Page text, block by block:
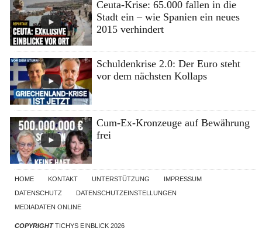
Ceuta-Krise: 65.000 fallen in die
Stadt ein – wie Spanien ein neues
2015 verhindert
Schuldenkrise 2.0: Der Euro steht
vor dem nächsten Kollaps
Cum-Ex-Kronzeuge auf Bewährung
frei
HOME KONTAKT UNTERSTÜTZUNG
IMPRESSUM
DATENSCHUTZ
DATENSCHUTZEINSTELLUNGEN
MEDIADATEN ONLINE
COPYRIGHTTICHYS EINBLICK 2026